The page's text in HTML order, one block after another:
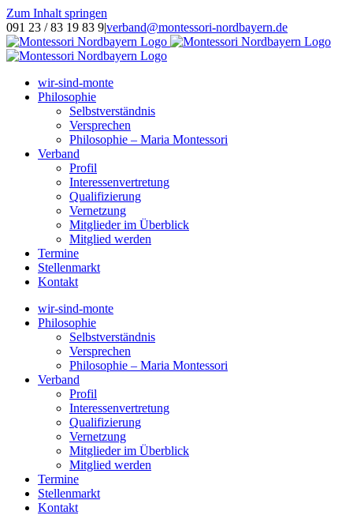
Zum Inhalt springen
091 23 / 83 19 83 9|verband@montessori-nordbayern.de
wir-sind-monte
Philosophie
Selbstverständnis
Versprechen
Philosophie – Maria Montessori
Verband
Profil
Interessenvertretung
Qualifizierung
Vernetzung
Mitglieder im Überblick
Mitglied werden
Termine
Stellenmarkt
Kontakt
wir-sind-monte
Philosophie
Selbstverständnis
Versprechen
Philosophie – Maria Montessori
Verband
Profil
Interessenvertretung
Qualifizierung
Vernetzung
Mitglieder im Überblick
Mitglied werden
Termine
Stellenmarkt
Kontakt